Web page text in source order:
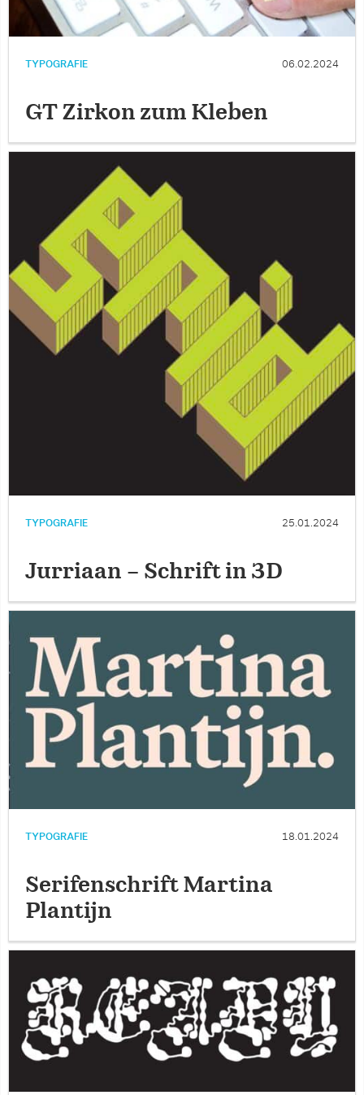
TYPOGRAFIE 06.02.2024
GT Zirkon zum Kleben
TYPOGRAFIE 25.01.2024
Jurriaan – Schrift in 3D
TYPOGRAFIE 18.01.2024
Serifenschrift Martina
Plantijn